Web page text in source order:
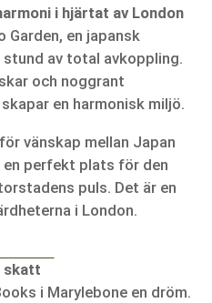
i hjärtat av London
Garden, en japansk
av total avkoppling.
och noggrant
en harmonisk miljö.
vänskap mellan Japan
perfekt plats för den
puls. Det är en
i London.
skatt
i Marylebone en dröm.